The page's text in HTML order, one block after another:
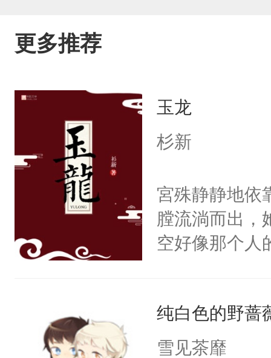
更多推荐
玉龙
杉新
宮殊静静地依
膛流淌而出，
空好像那个人
使劲，蝴蝶近
随着宮殊的体
纯白色的野蔷
雪见茶靡